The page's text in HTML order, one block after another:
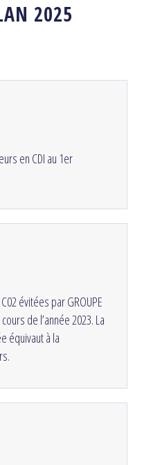
2025
en CDI au 1er
évitées par GROUPE
de l’année 2023. La
équivaut à la